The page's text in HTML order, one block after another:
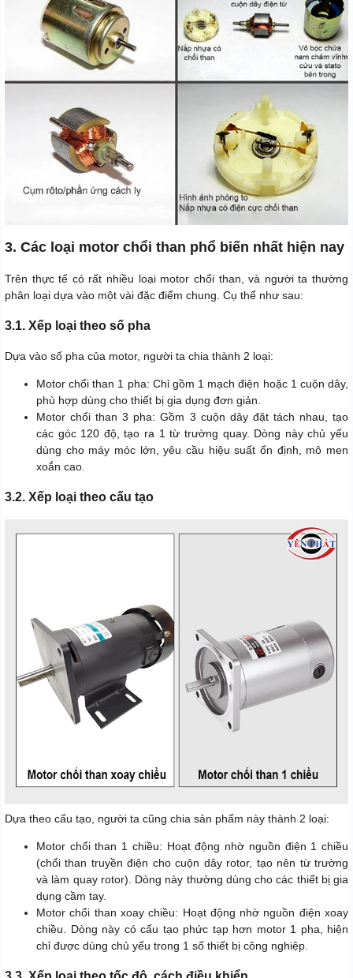
3. Các loại motor chổi than phổ biến nhất hiện nay
Trên thực tế có rất nhiều loại motor chổi than, và người ta thường
phân loại dựa vào một vài đặc điểm chung. Cụ thể như sau:
3.1. Xếp loại theo số pha
Dựa vào số pha của motor, người ta chia thành 2 loại:
Motor chổi than 1 pha: Chỉ gồm 1 mạch điện hoặc 1 cuộn dây,
phù hợp dùng cho thiết bị gia dụng đơn giản.
Motor chổi than 3 pha: Gồm 3 cuộn dây đặt tách nhau, tạo
các góc 120 độ, tạo ra 1 từ trường quay. Dòng này chủ yếu
dùng cho máy móc lớn, yêu cầu hiệu suất ổn định, mô men
xoắn cao.
3.2. Xếp loại theo cấu tạo
Dựa theo cấu tạo, người ta cũng chia sản phẩm này thành 2 loại:
Motor chổi than 1 chiều: Hoạt động nhờ nguồn điện 1 chiều
(chổi than truyền điện cho cuộn dây rotor, tạo nên từ trường
và làm quay rotor). Dòng này thường dùng cho các thiết bị gia
dụng cầm tay.
Motor chổi than xoay chiều: Hoạt động nhờ nguồn điện xoay
chiều. Dòng này có cấu tạo phức tạp hơn motor 1 pha, hiện
chỉ được dùng chủ yếu trong 1 số thiết bị công nghiệp.